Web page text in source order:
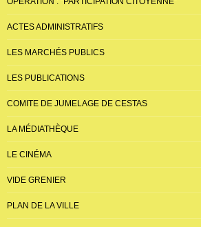
ACTES ADMINISTRATIFS
LES MARCHÉS PUBLICS
LES PUBLICATIONS
COMITE DE JUMELAGE DE CESTAS
LA MÉDIATHÈQUE
LE CINÉMA
VIDE GRENIER
PLAN DE LA VILLE